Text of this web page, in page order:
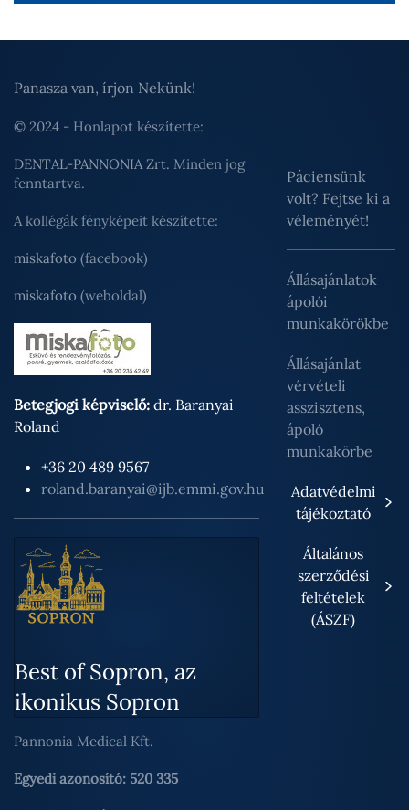
Panasza van, írjon Nekünk!
© 2024 - Honlapot készítette:
DENTAL-PANNONIA Zrt. Minden jog
fenntartva.
A kollégák fényképeit készítette:
miskafoto (facebook)
miskafoto (weboldal)
Betegjogi képviselő: dr. Baranyai
Roland
+36 20 489 9567
roland.baranyai@ijb.emmi.gov.hu
Best of Sopron, az
ikonikus Sopron
Páciensünk
volt? Fejtse ki a
véleményét!
Állásajánlatok
ápolói
munkakörökbe
Állásajánlat
vérvételi
asszisztens,
ápoló
munkakörbe
Adatvédelmi
tájékoztató
Általános
szerződési
feltételek
(ÁSZF)
Pannonia Medical Kft.
Egyedi azonosító: 520 335